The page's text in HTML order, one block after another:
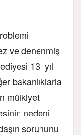
ve denenmiş
13 yıl
bakanlıklarla
mülkiyet
nedeni
sorununu